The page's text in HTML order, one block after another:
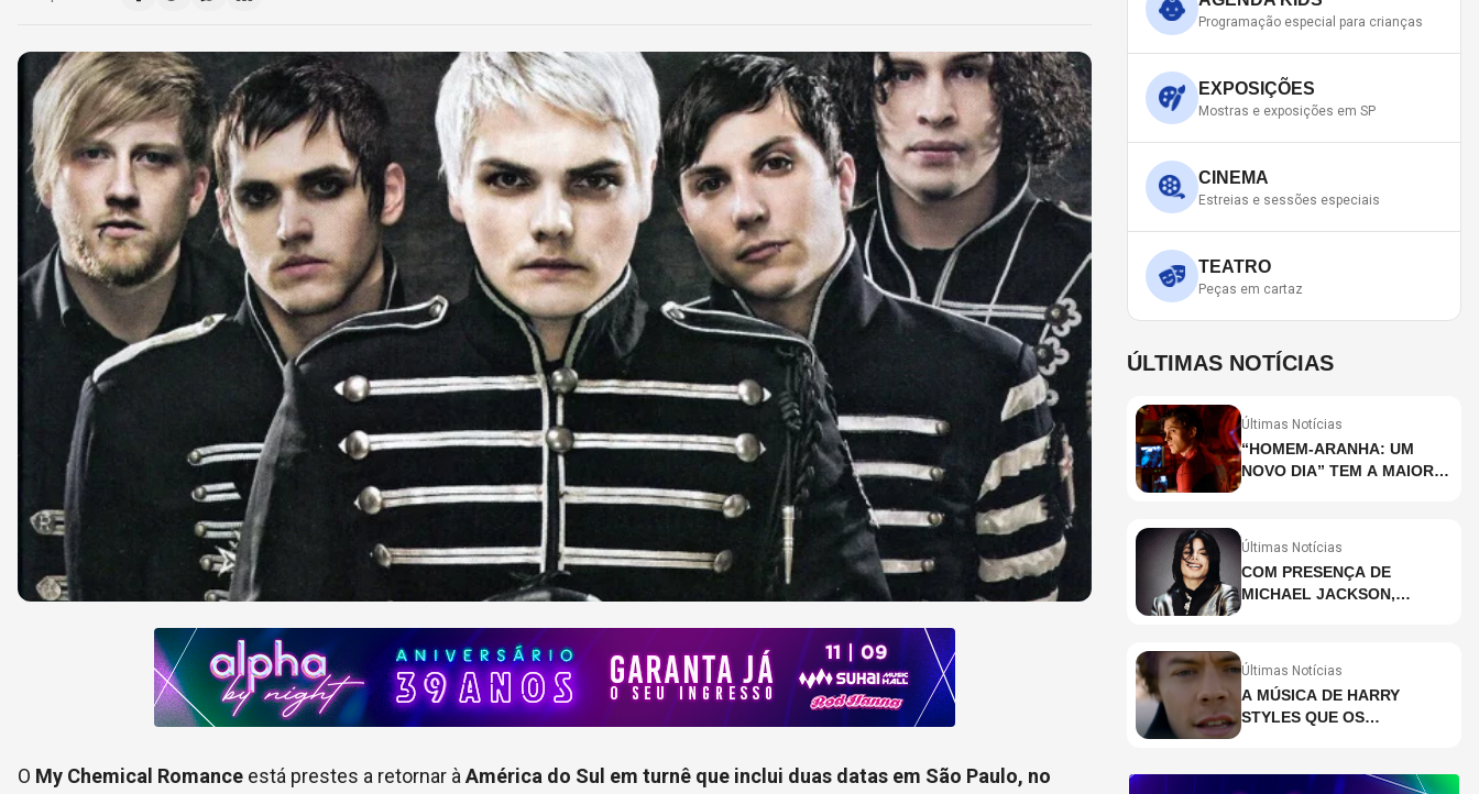
O My Chemical Romance está prestes a retornar à América do Sul em turnê que inclui duas datas em São Paulo, no
Programação especial para crianças
EXPOSIÇÕES
Mostras e exposições em SP
CINEMA
Estreias e sessões especiais
TEATRO
Peças em cartaz
ÚLTIMAS NOTÍCIAS
Últimas Notícias
“HOMEM-ARANHA: UM
NOVO DIA” TEM A MAIOR
Últimas Notícias
COM PRESENÇA DE
MICHAEL JACKSON,
ATUALMENTE (DE 26 DE
Últimas Notícias
A MÚSICA DE HARRY
STYLES QUE OS